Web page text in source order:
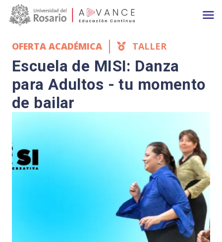
Pasar al contenido principal
Main navigation
OFERTA ACADÉMICA TALLER
Escuela de MISI: Danza
para Adultos - tu momento
de bailar